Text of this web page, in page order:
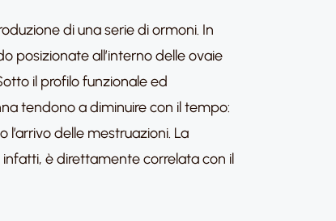
di una serie di ormoni. In
posizionate all’interno delle ovaie
il profilo funzionale ed
tendono a diminuire con il tempo:
delle mestruazioni. La
è direttamente correlata con il